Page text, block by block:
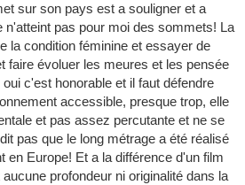
sur son pays est a souligner et a
n'atteint pas pour moi des sommets! La
la condition féminine et essayer de
faire évoluer les meures et les pensée
c'est honorable et il faut défendre
accessible, presque trop, elle
et pas assez percutante et ne se
pas que le long métrage a été réalisé
en Europe! Et a la différence d'un film
profondeur ni originalité dans la